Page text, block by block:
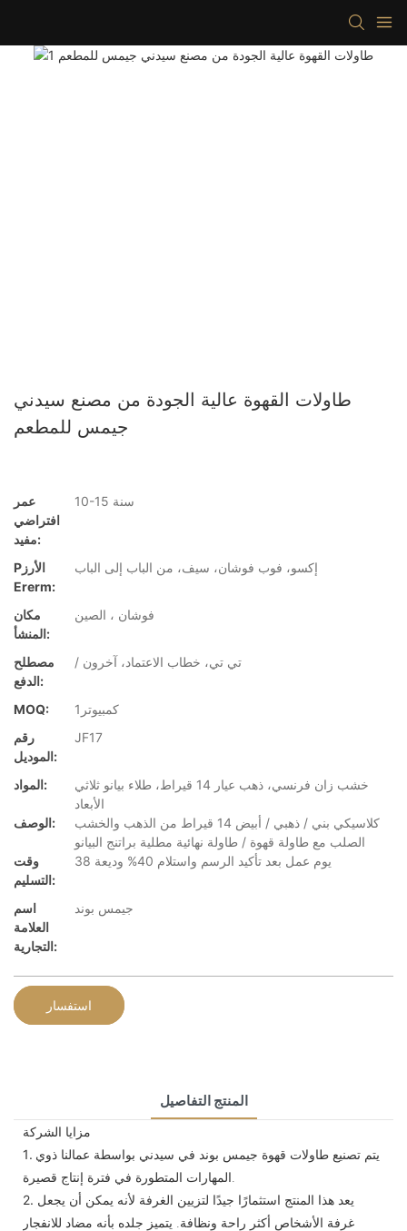
طاولات القهوة عالية الجودة من مصنع سيدني
جيمس للمطعم
عمر
افتراضي
مفيد:
10-15 سنة
Pالأرز
Ererm:
إكسو، فوب فوشان، سيف، من الباب إلى الباب
مكان
المنشأ:
فوشان ، الصين
مصطلح
الدفع:
/ تي تي، خطاب الاعتماد، آخرون
MOQ:
كمبيوتر1
رقم
الموديل:
JF17
المواد:
خشب زان فرنسي، ذهب عيار 14 قيراط، طلاء بيانو ثلاثي
الأبعاد
الوصف:
كلاسيكي بني / ذهبي / أبيض 14 قيراط من الذهب والخشب
الصلب مع طاولة قهوة / طاولة نهائية مطلية براتنج البيانو
وقت
التسليم:
38 يوم عمل بعد تأكيد الرسم واستلام 40% وديعة
اسم
العلامة
التجارية:
جيمس بوند
استفسار
المنتج التفاصيل
مزايا الشركة
1. يتم تصنيع طاولات قهوة جيمس بوند في سيدني بواسطة عمالنا ذوي
2. يعد هذا المنتج استثمارًا جيدًا لتزيين الغرفة لأنه يمكن أن يجعل
غرفة الأشخاص أكثر راحة ونظافة. يتميز جلده بأنه مضاد للانفجار